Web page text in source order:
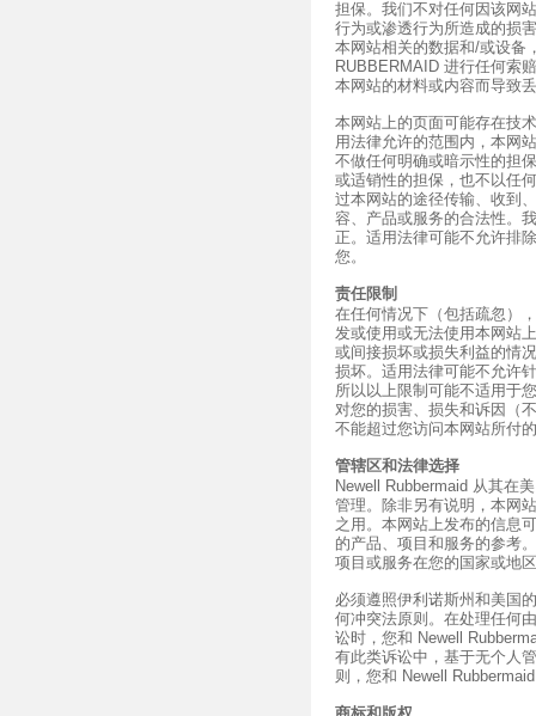
担保。我们不对任何因该网
行为或渗透行为所造成的损
本网站相关的数据和/或设备
RUBBERMAID 进行任何索
本网站的材料或内容而导致
本网站上的页面可能存在技
用法律允许的范围内，本网
不做任何明确或暗示性的担
或适销性的担保，也不以任
过本网站的途径传输、收到
容、产品或服务的合法性。
正。适用法律可能不允许排
您。
责任限制
在任何情况下（包括疏忽）
发或使用或无法使用本网站
或间接损坏或损失利益的情
损坏。适用法律可能不允许
所以以上限制可能不适用于
对您的损害、损失和诉因（
不能超过您访问本网站所付
管辖区和法律选择
Newell Rubbermaid 从其在
管理。除非另有说明，本网
之用。本网站上发布的信息
的产品、项目和服务的参考
项目或服务在您的国家或地
必须遵照伊利诺斯州和美国
何冲突法原则。在处理任何
讼时，您和 Newell
有此类诉讼中，基于无个人
则，您和 Newell